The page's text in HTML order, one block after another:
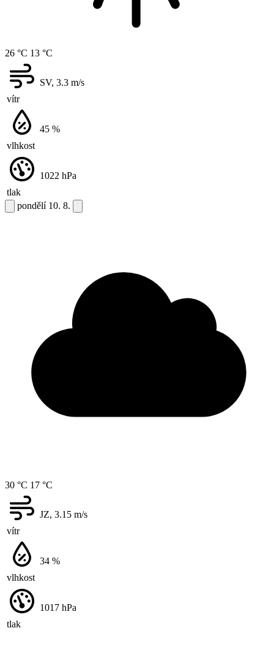
26 °C 13 °C
vítr
SV, 3.3 m/s
vlhkost
45 %
tlak
1022 hPa
pondělí 10. 8.
30 °C 17 °C
vítr
JZ, 3.15 m/s
vlhkost
34 %
tlak
1017 hPa